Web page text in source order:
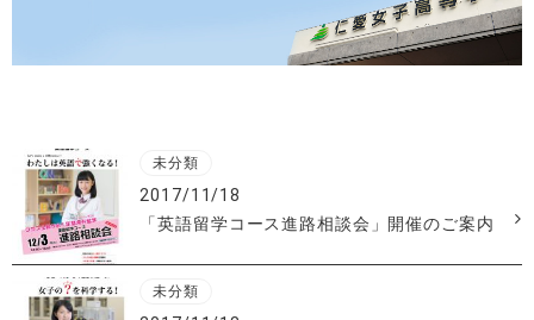
未分類
2017/11/18
「英語留学コース進路相談会」開催のご案内
未分類